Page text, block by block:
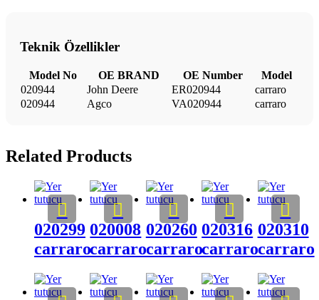
Teknik Özellikler
Model No OE BRAND OE Number
Model
020944
John Deere ER020944
carraro
020944
Agco VA020944 carraro
Related Products
020299
carraro
020008
carraro
020260
carraro
020316
carraro
020310
carraro